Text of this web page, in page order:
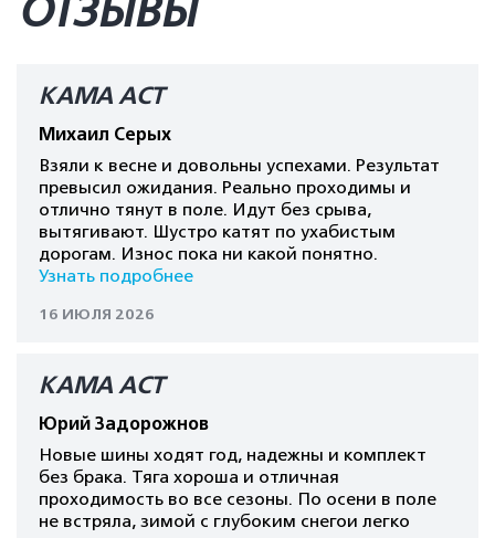
ОТЗЫВЫ
КАМА AСT
Михаил Серых
Взяли к весне и довольны успехами. Результат
превысил ожидания. Реально проходимы и
отлично тянут в поле. Идут без срыва,
вытягивают. Шустро катят по ухабистым
дорогам. Износ пока ни какой понятно.
Узнать подробнее
16 ИЮЛЯ 2026
КАМА AСT
Юрий Задорожнов
Новые шины ходят год, надежны и комплект
без брака. Тяга хороша и отличная
проходимость во все сезоны. По осени в поле
не встряла, зимой с глубоким снегои легко